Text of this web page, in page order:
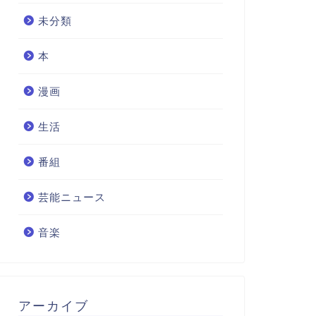
未分類
本
漫画
生活
番組
芸能ニュース
音楽
アーカイブ